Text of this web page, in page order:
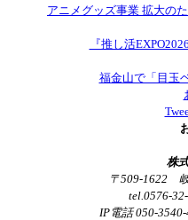
アニメグッズ事業 拡大の
『推し活
福金山で「目玉
株
〒509-1622
tel.0576-
IP電話 050-